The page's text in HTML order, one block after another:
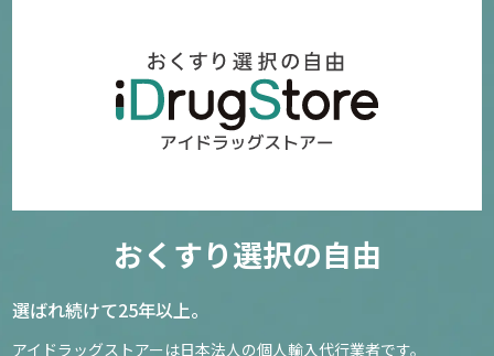
おくすり選択の自由
選ばれ続けて25年以上。
アイドラッグストアーは日本法人の個人輸入代行業者です。